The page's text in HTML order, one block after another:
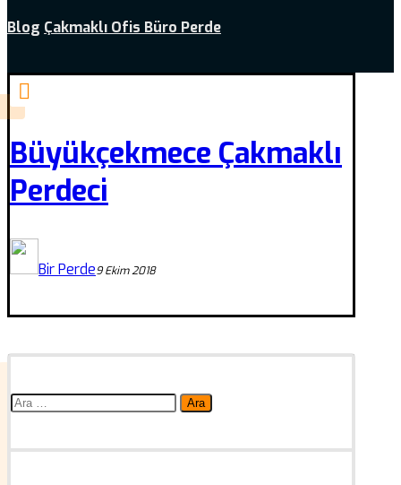
Blog Çakmaklı Ofis Büro Perde
Büyükçekmece Çakmaklı
Perdeci
Bir Perde9 Ekim 2018
Arama: